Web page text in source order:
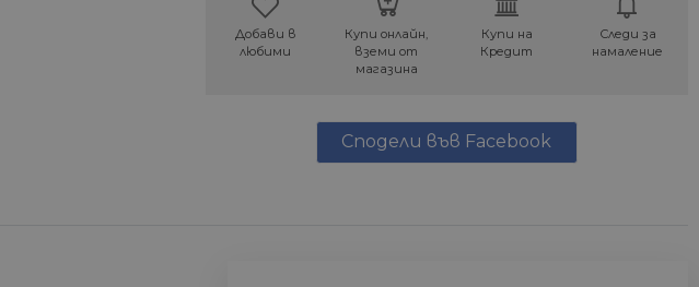
Добави в
любими
Купи онлайн,
вземи от
магазина
Купи на
Кредит
Следи за
намаление
Сподели във Facebook